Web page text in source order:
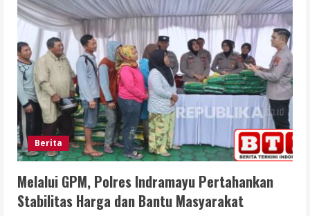
Berita
Melalui GPM, Polres Indramayu Pertahankan
Stabilitas Harga dan Bantu Masyarakat